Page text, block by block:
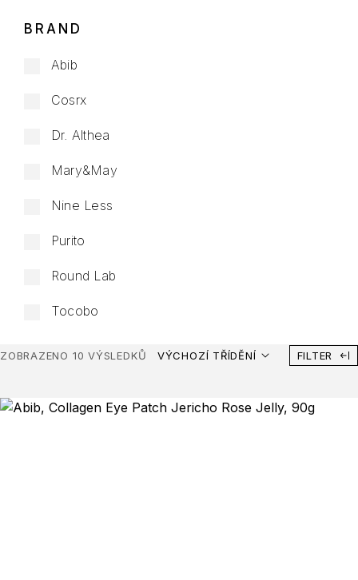
BRAND
Abib
Cosrx
Dr. Althea
Mary&May
Nine Less
Purito
Round Lab
Tocobo
ZOBRAZENO 10 VÝSLEDKŮ VÝCHOZÍ TŘÍDĚNÍ FILTER